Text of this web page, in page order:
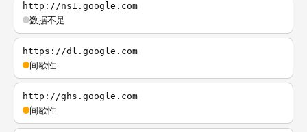
http://ns1.google.com
数据不足
https://dl.google.com
间歇性
http://ghs.google.com
间歇性